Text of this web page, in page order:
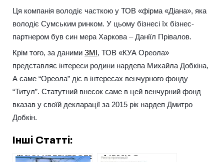
Ця компанія володіє часткою у ТОВ «фірма «Діана», яка
володіє Сумським ринком. У цьому бізнесі їх бізнес-
партнером був син мера Харкова – Даніїл Прівалов.
Крім того, за даними ЗМІ , ТОВ «КУА Ореола»
представляє інтереси родини нардепа Михайла Добкіна,
А саме “Ореола” діє в інтересах венчурного фонду
“Титул”. Статутний внесок саме в цей венчурний фонд
вказав у своїй декларації за 2015 рік нардеп Дмитро
Добкін.
Інші Статті:
“МІСЬКЕЛЕКТРОТРАНССЕРВІС”
ФІРМИ З